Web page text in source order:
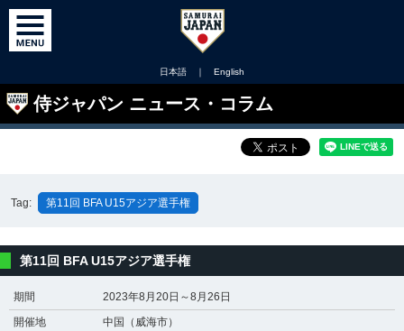
日本語 ｜ English
侍ジャパン ニュース・コラム
Tag: 第11回 BFA U15アジア選手権
第11回 BFA U15アジア選手権
期間
2023年8月20日～8月26日
開催地
中国（威海市）